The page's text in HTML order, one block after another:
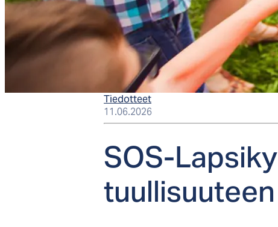
Tiedotteet
11.06.2026
SOS-